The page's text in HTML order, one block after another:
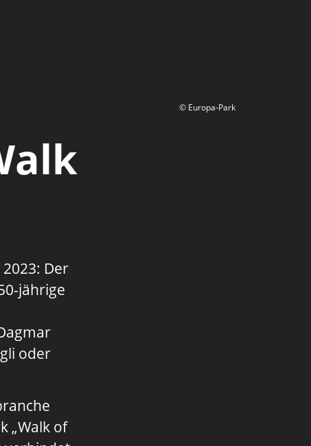
© Europa-Park
Der
jährige
oder
„Walk of